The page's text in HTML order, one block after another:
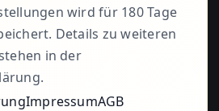
wird für 180 Tage
Details zu weiteren
in der
ImpressumAGB